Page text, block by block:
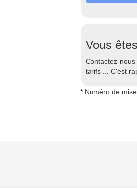
Vous
Contactez-
tarifs ... C'est
* Numéro de